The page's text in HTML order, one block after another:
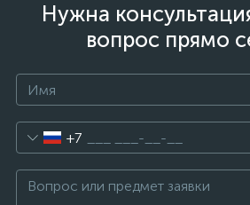
Нужна
вопрос прямо
+7